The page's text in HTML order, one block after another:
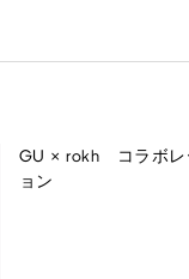
GU × rokh コラボレ
ョン